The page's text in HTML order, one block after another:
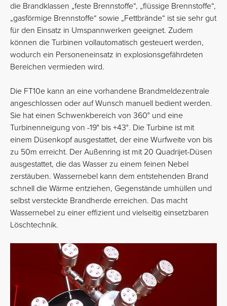
die Brandklassen „feste Brennstoffe“, „flüssige Brennstoffe“,
„gasförmige Brennstoffe“ sowie „Fettbrände“ ist sie sehr gut
für den Einsatz in Umspannwerken geeignet. Zudem
können die Turbinen vollautomatisch gesteuert werden,
wodurch ein Personeneinsatz in explosionsgefährdeten
Bereichen vermieden wird.
Die FT10e kann an eine vorhandene Brandmeldezentrale
angeschlossen oder auf Wunsch manuell bedient werden.
Sie hat einen Schwenkbereich von 360° und eine
Turbinenneigung von -19° bis +43°. Die Turbine ist mit
einem Düsenkopf ausgestattet, der eine Wurfweite von bis
zu 50m erreicht. Der Außenring ist mit 20 Quadrijet-Düsen
ausgestattet, die das Wasser zu einem feinen Nebel
zerstäuben. Wassernebel kann dem entstehenden Brand
schnell die Wärme entziehen, Gegenstände umhüllen und
selbst versteckte Brandherde erreichen. Das macht
Wassernebel zu einer effizient und vielseitig einsetzbaren
Löschtechnik.